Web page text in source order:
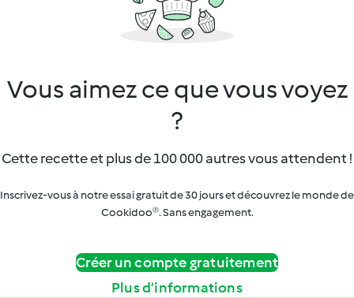
Vous aimez ce que vous voyez
?
Cette recette et plus de 100 000 autres vous attendent !
Inscrivez-vous à notre essai gratuit de 30 jours et découvrez le monde de
Cookidoo®. Sans engagement.
Créer un compte gratuitement
Plus d’informations